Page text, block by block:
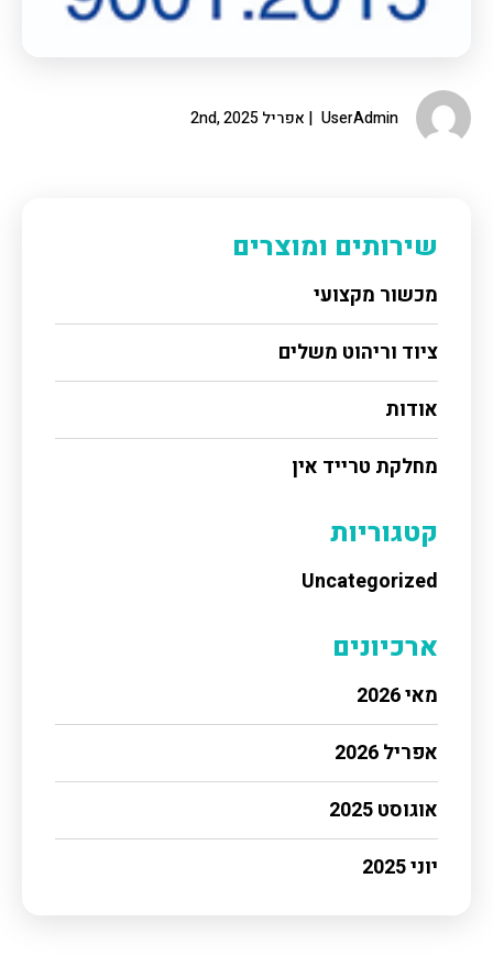
UserAdmin אפריל 2nd, 2025
שירותים ומוצרים
מכשור מקצועי
ציוד וריהוט משלים
אודות
מחלקת טרייד אין
קטגוריות
Uncategorized
ארכיונים
מאי 2026
אפריל 2026
אוגוסט 2025
יוני 2025